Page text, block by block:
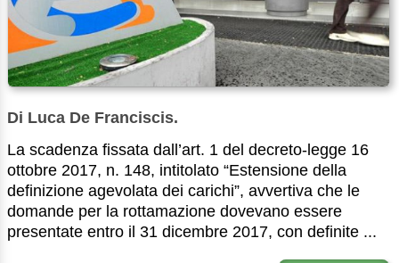
Di Luca De Franciscis.
La scadenza fissata dall’art. 1 del decreto-legge 16
ottobre 2017, n. 148, intitolato “Estensione della
definizione agevolata dei carichi”, avvertiva che le
domande per la rottamazione dovevano essere
presentate entro il 31 dicembre 2017, con definite ...